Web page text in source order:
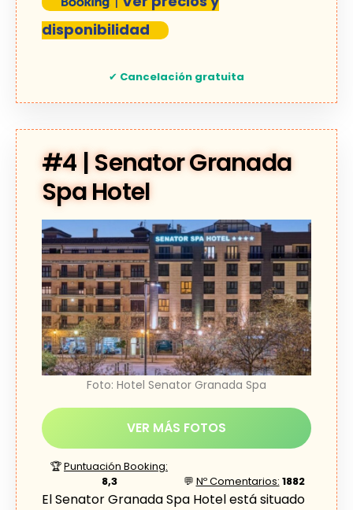
disponibilidad
✔ Cancelación gratuita
#4 | Senator Granada
Spa Hotel
Foto: Hotel Senator Granada Spa
VER MÁS FOTOS
🏆Puntuación Booking:
8,3
💬 Nº Comentarios: 1882
El Senator Granada Spa Hotel está situado